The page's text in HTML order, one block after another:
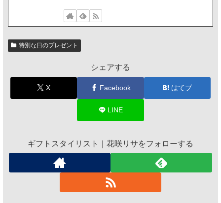
特別な日のプレゼント
シェアする
X Facebook はてブ
LINE
ギフトスタイリスト｜花咲リサをフォローする